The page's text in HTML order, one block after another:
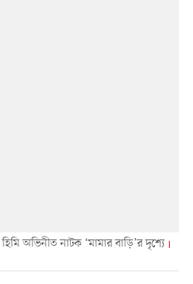
অভিনীত নাটক ‘মামার বাড়ি’র দৃশ্যে